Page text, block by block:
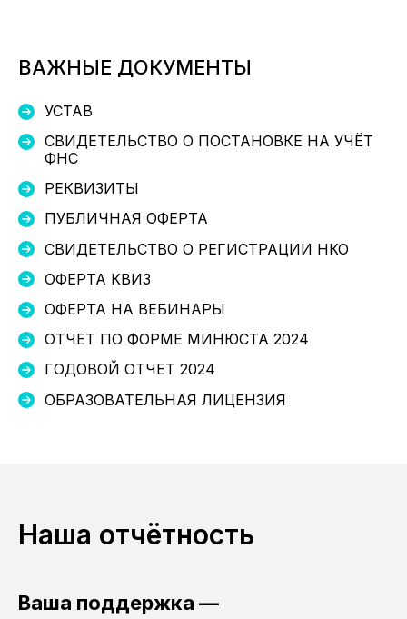
ВАЖНЫЕ ДОКУМЕНТЫ
УСТАВ
СВИДЕТЕЛЬСТВО О ПОСТАНОВКЕ НА УЧЁТ
ФНС
РЕКВИЗИТЫ
ПУБЛИЧНАЯ ОФЕРТА
СВИДЕТЕЛЬСТВО О РЕГИСТРАЦИИ НКО
ОФЕРТА КВИЗ
ОФЕРТА НА ВЕБИНАРЫ
ОТЧЕТ ПО ФОРМЕ МИНЮСТА 2024
ГОДОВОЙ ОТЧЕТ 2024
ОБРАЗОВАТЕЛЬНАЯ ЛИЦЕНЗИЯ
Наша отчётность
Ваша поддержка —